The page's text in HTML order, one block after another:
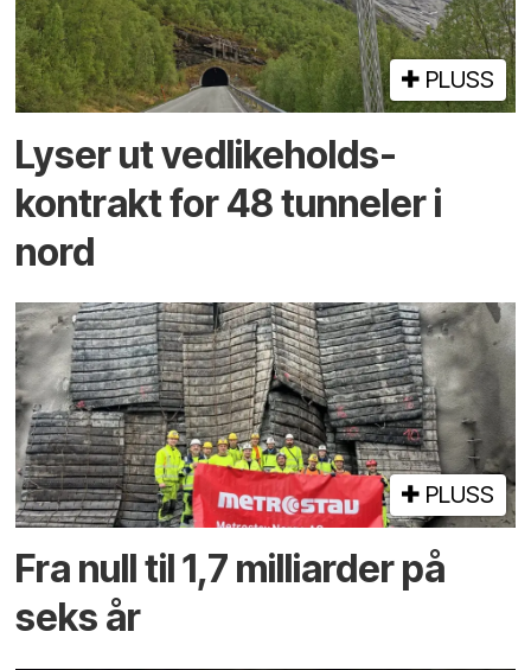
PLUSS
Lyser ut vedlikeholds­
kontrakt for 48 tunneler i
nord
PLUSS
Fra null til 1,7 milliarder på
seks år